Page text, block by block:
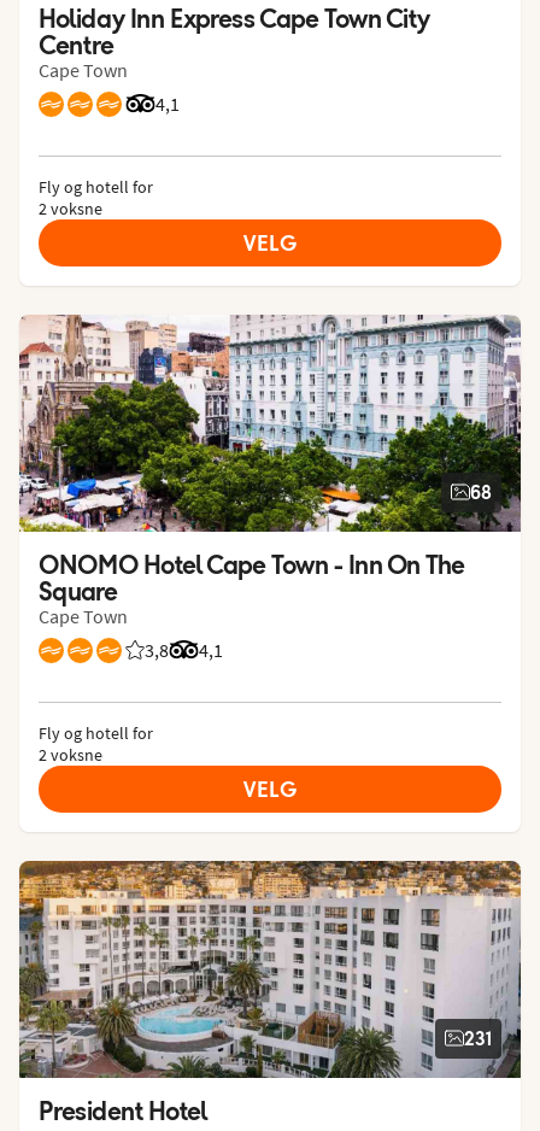
Holiday Inn Express Cape Town City
Centre
Cape Town
4,1
Vurdering fra Tripadvisor: 4.1 of 5
Fly og hotell for
2 voksne
VELG
68
ONOMO Hotel Cape Town - Inn On The
Square
Cape Town
3,8
Vurdering fra Vings gjester: 3.8/5
4,1
Vurdering fra Tripadvisor: 4.1 of 5
Fly og hotell for
2 voksne
VELG
231
President Hotel